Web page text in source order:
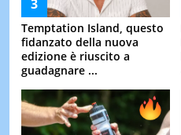
Temptation Island, questo
fidanzato della nuova
edizione è riuscito a
guadagnare ...